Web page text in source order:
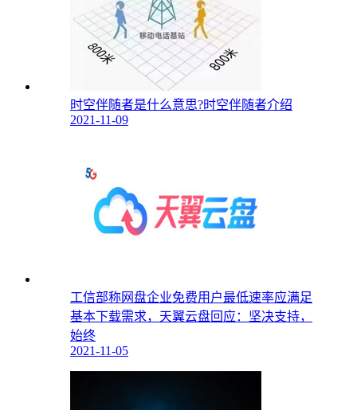
时空伴随者是什么意思?时空伴随者介绍
2021-11-09
工信部称网盘企业免费用户最低速率应满足
基本下载需求，天翼云盘回应：坚决支持，
始终
2021-11-05